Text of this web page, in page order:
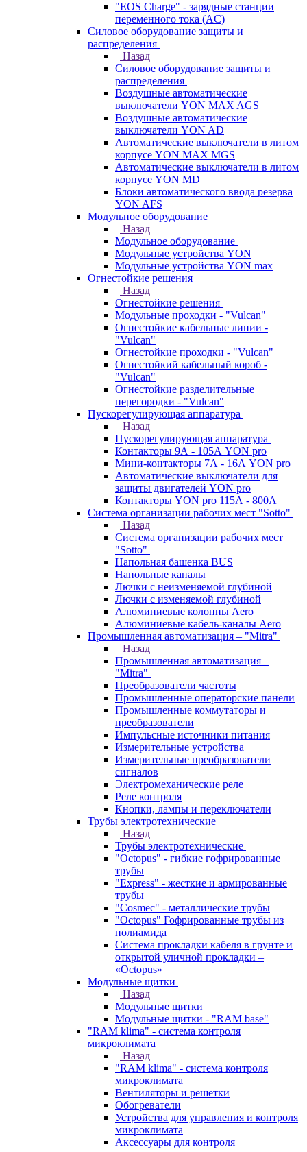
"EOS Charge" - зарядные станции
переменного тока (AC)
Силовое оборудование защиты и
распределения
Назад
Силовое оборудование защиты и
распределения
Воздушные автоматические
выключатели YON MAX AGS
Воздушные автоматические
выключатели YON AD
Автоматические выключатели в литом
корпусе YON MAX MGS
Автоматические выключатели в литом
корпусе YON MD
Блоки автоматического ввода резерва
YON AFS
Модульное оборудование
Назад
Модульное оборудование
Модульные устройства YON
Модульные устройства YON max
Огнестойкие решения
Назад
Огнестойкие решения
Модульные проходки - "Vulcan"
Огнестойкие кабельные линии -
"Vulcan"
Огнестойкие проходки - "Vulcan"
Огнестойкий кабельный короб -
"Vulcan"
Огнестойкие разделительные
перегородки - "Vulcan"
Пускорегулирующая аппаратура
Назад
Пускорегулирующая аппаратура
Контакторы 9А - 105А YON pro
Мини-контакторы 7А - 16А YON pro
Автоматические выключатели для
защиты двигателей YON pro
Контакторы YON pro 115А - 800А
Система организации рабочих мест "Sotto"
Назад
Система организации рабочих мест
"Sotto"
Напольная башенка BUS
Напольные каналы
Лючки с неизменяемой глубиной
Лючки с изменяемой глубиной
Алюминиевые колонны Aero
Алюминиевые кабель-каналы Aero
Промышленная автоматизация – "Mitra"
Назад
Промышленная автоматизация –
"Mitra"
Преобразователи частоты
Промышленные операторские панели
Промышленные коммутаторы и
преобразователи
Импульсные источники питания
Измерительные устройства
Измерительные преобразователи
сигналов
Электромеханические реле
Реле контроля
Кнопки, лампы и переключатели
Трубы электротехнические
Назад
Трубы электротехнические
"Octopus" - гибкие гофрированные
трубы
"Express" - жесткие и армированные
трубы
"Cosmec" - металлические трубы
"Octopus" Гофрированные трубы из
полиамида
Система прокладки кабеля в грунте и
открытой уличной прокладки –
«Octopus»
Модульные щитки
Назад
Модульные щитки
Модульные щитки - "RAM base"
"RAM klima" - система контроля
микроклимата
Назад
"RAM klima" - система контроля
микроклимата
Вентиляторы и решетки
Обогреватели
Устройства для управления и контроля
микроклимата
Аксессуары для контроля